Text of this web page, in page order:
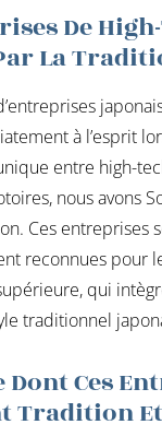
De
La
à l’esprit
entre high-
nous avons
Ces entreprises
reconnues pour
qui
traditionnel
Dont Ces
Tradition